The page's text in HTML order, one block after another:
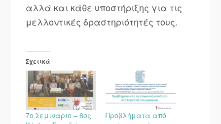
αλλά και κάθε υποστήριξης για τις
μελλοντικές δραστηριότητές τους.
Σχετικά
7ο Σεμινάριο – 6ος
Προβλήματα από